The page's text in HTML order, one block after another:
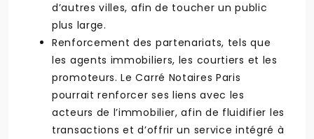
d’autres villes, afin de toucher un public
plus large.
Renforcement des partenariats, tels que
les agents immobiliers, les courtiers et les
promoteurs. Le Carré Notaires Paris
pourrait renforcer ses liens avec les
acteurs de l’immobilier, afin de fluidifier les
transactions et d’offrir un service intégré à